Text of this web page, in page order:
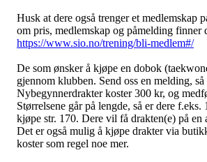
Husk at dere også trenger et medlemskap
om pris, medlemskap og påmelding finner
https://www.sio.no/trening/bli-medlem#/
De som ønsker å kjøpe en dobok
gjennom klubben. Send oss en melding,
Nybegynnerdrakter koster 300 kr, og
Størrelsene går på lengde, så er dere f.eks.
kjøpe str. 170. Dere vil få drakten(e) på en
Det er også mulig å kjøpe drakter via
koster som regel noe mer.